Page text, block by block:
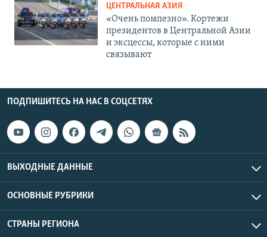
ЦЕНТРАЛЬНАЯ АЗИЯ
«Очень помпезно». Кортежи
президентов в Центральной Азии
и эксцессы, которые с ними
связывают
ПОДПИШИТЕСЬ НА НАС В СОЦСЕТЯХ
ВЫХОДНЫЕ ДАННЫЕ
ОСНОВНЫЕ РУБРИКИ
СТРАНЫ РЕГИОНА